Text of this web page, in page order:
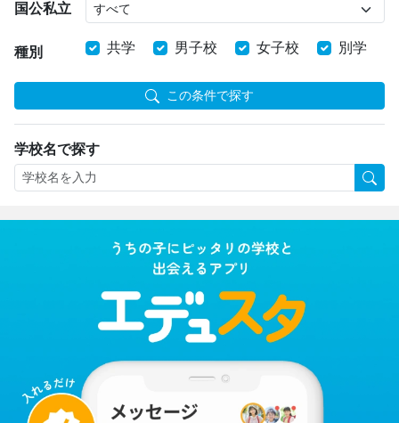
国公私立
種別 共学 男子校 女子校 別学
この条件で探す
学校名で探す